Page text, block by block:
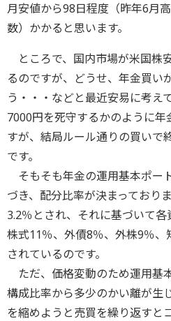
月安値から98日程度（昨年6月
数）かかると思います。
ところで、国内市場が米国株
るのですが、どうせ、年金買い
う・・・などと最近安易に考え
7000円を死守するかのように年
すが、結局ルール通りの買いで
です。
そもそも年金の運用基本ポー
づき、配分比率が決まっており
3.2％とされ、それに基づいて
株式11％、外債8％、外株9％
されているのです。
ただ、価格変動のため運用基
構成比率から多少のかい離が生
を縮めようと売買を繰り返すと